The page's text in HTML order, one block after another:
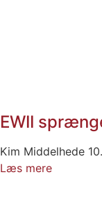
EWII
Kim Middelhede
Læs mere